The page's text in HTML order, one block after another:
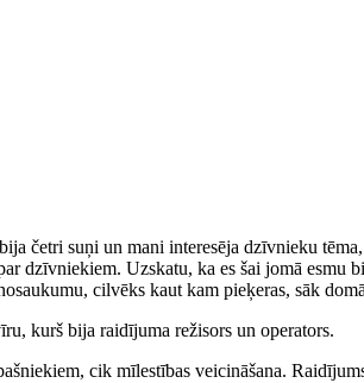
četri suņi un mani interesēja dzīvnieku
dzīvniekiem. Uzskatu, ka es šai jomā esmu
cilvēks kaut kam pieķeras, sāk
kurš bija raidījuma režisors un operators.
cik mīlestības veicināšana.